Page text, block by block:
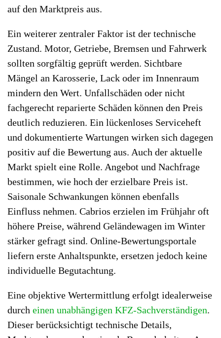
auf den Marktpreis aus.
Ein weiterer zentraler Faktor ist der technische
Zustand. Motor, Getriebe, Bremsen und Fahrwerk
sollten sorgfältig geprüft werden. Sichtbare
Mängel an Karosserie, Lack oder im Innenraum
mindern den Wert. Unfallschäden oder nicht
fachgerecht reparierte Schäden können den Preis
deutlich reduzieren. Ein lückenloses Serviceheft
und dokumentierte Wartungen wirken sich dagegen
positiv auf die Bewertung aus. Auch der aktuelle
Markt spielt eine Rolle. Angebot und Nachfrage
bestimmen, wie hoch der erzielbare Preis ist.
Saisonale Schwankungen können ebenfalls
Einfluss nehmen. Cabrios erzielen im Frühjahr oft
höhere Preise, während Geländewagen im Winter
stärker gefragt sind. Online-Bewertungsportale
liefern erste Anhaltspunkte, ersetzen jedoch keine
individuelle Begutachtung.
Eine objektive Wertermittlung erfolgt idealerweise
durch einen unabhängigen KFZ-Sachverständigen.
Dieser berücksichtigt technische Details,